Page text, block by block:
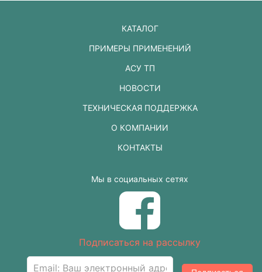
КАТАЛОГ
ПРИМЕРЫ ПРИМЕНЕНИЙ
АСУ ТП
НОВОСТИ
ТЕХНИЧЕСКАЯ ПОДДЕРЖКА
О КОМПАНИИ
КОНТАКТЫ
Мы в социальных сетях
Подписаться на рассылку